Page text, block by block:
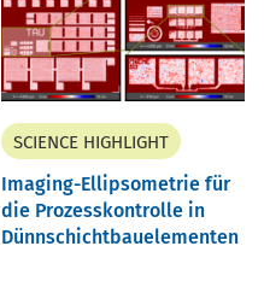
SCIENCE HIGHLIGHT
Imaging-Ellipsometrie für
die Prozesskontrolle in
Dünnschichtbauelementen